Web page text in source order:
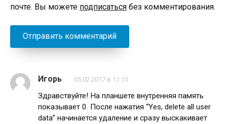
почте. Вы можете подписаться без комментирования.
Игорь 05.02.2017 в 11:15
Здравствуйте! На планшете внутренняя память
показывает 0. После нажатия “Yes, delete all user
data” начинается удаление и сразу выскакивает